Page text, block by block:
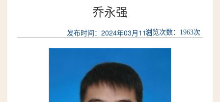
乔永强
发布时间：2024年03月11日浏览次数： 1963次